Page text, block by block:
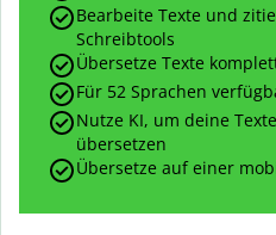
Bearbeite Texte und
Schreibtools
Übersetze Texte
Für 52 Sprachen
Nutze KI, um deine
übersetzen
Übersetze auf einer